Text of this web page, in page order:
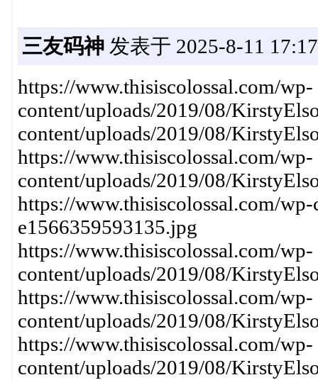
三友码神发表于 2025-8-11
https://www.thisiscolossal.com/wp-
content/uploads/2019/08/
content/uploads/2019/08/
https://www.thisiscolossal.com/wp-
content/uploads/2019/08/
https://www.thisiscolossal.com/
e1566359593135.jpg
https://www.thisiscolossal.com/wp-
content/uploads/2019/08/
https://www.thisiscolossal.com/wp-
content/uploads/2019/08/
https://www.thisiscolossal.com/wp-
content/uploads/2019/08/